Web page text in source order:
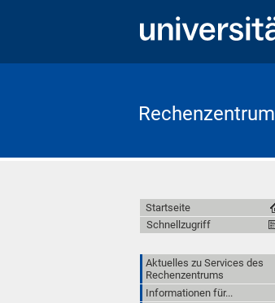
Rechenzentrum
Startseite
Schnellzugriff
Aktuelles zu Services des
Rechenzentrums
Informationen für...